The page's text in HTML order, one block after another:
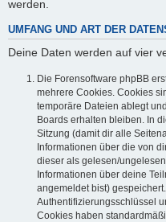
werden.
UMFANG UND ART DER
Deine Daten werden auf vier
Die Forensoftware phpBB
mehrere Cookies. Cookies
temporäre Dateien ablegt
Boards erhalten bleiben. In
Sitzung (damit dir alle
Informationen über die von
dieser als gelesen/
Informationen über deine
angemeldet bist)
Authentifizierungsschlüssel
Cookies haben